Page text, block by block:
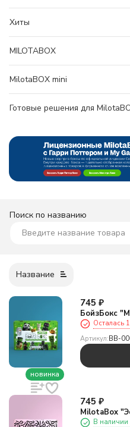
Хиты
MILOTABOX
MilotaBOX mini
Готовые решения для
Поиск по названию
Название
новинка
745 ₽
БойзБокс
Осталась
Артикул:BB-
745 ₽
MilotaBox
В наличии